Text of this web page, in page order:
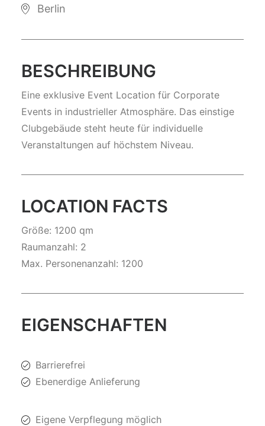
Berlin
BESCHREIBUNG
Eine exklusive Event Location für Corporate
Events in industrieller Atmosphäre. Das einstige
Clubgebäude steht heute für individuelle
Veranstaltungen auf höchstem Niveau.
LOCATION FACTS
Größe: 1200 qm
Raumanzahl: 2
Max. Personenanzahl: 1200
EIGENSCHAFTEN
Barrierefrei
Ebenerdige Anlieferung
Eigene Verpflegung möglich